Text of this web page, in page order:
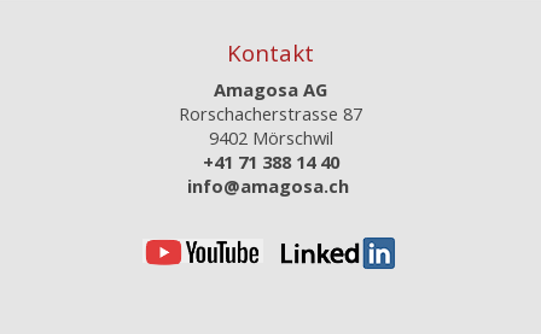
Kontakt
Amagosa AG
Rorschacherstrasse 87
9402 Mörschwil
+41 71 388 14 40
info@amagosa.ch